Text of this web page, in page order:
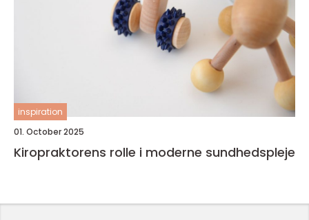
inspiration
01. October 2025
Kiropraktorens rolle i moderne sundhedspleje